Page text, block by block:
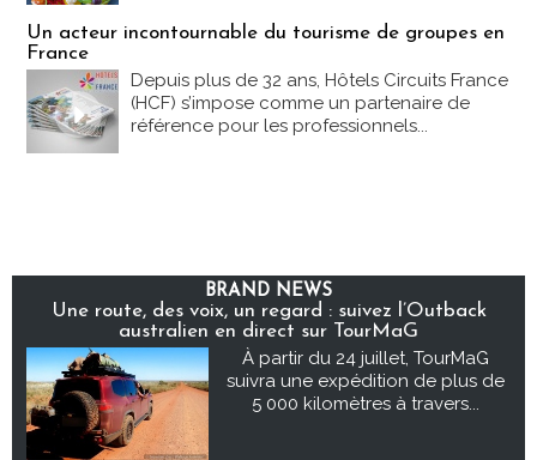
Un acteur incontournable du tourisme de groupes en
France
Depuis plus de 32 ans, Hôtels Circuits France
(HCF) s’impose comme un partenaire de
référence pour les professionnels...
BRAND NEWS
Une route, des voix, un regard : suivez l’Outback
australien en direct sur TourMaG
À partir du 24 juillet, TourMaG
suivra une expédition de plus de
5 000 kilomètres à travers...